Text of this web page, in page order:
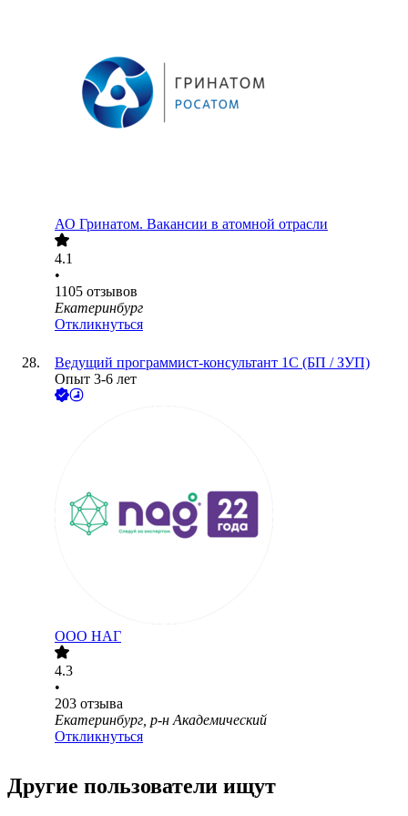
АО Гринатом. Вакансии в атомной отрасли
4.1
•
1105 отзывов
Екатеринбург
Откликнуться
Ведущий программист-консультант 1С (БП / ЗУП)
Опыт 3-6 лет
ООО НАГ
4.3
•
203 отзыва
Екатеринбург, р-н Академический
Откликнуться
Другие пользователи ищут